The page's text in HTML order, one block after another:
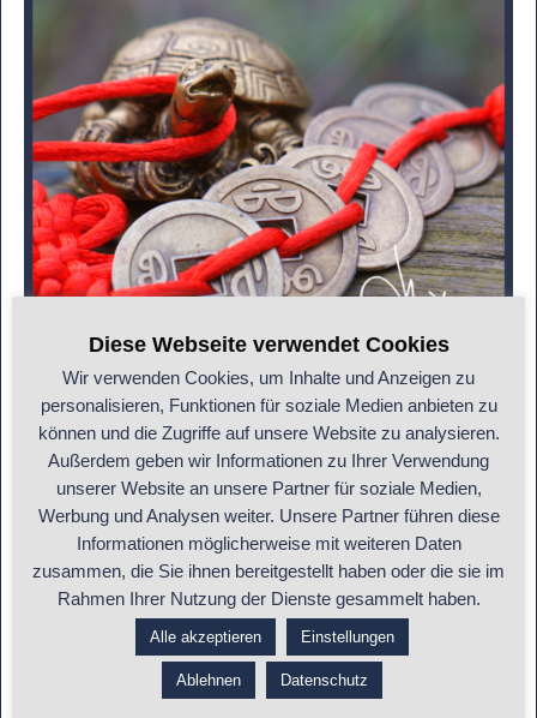
Aber gut, ich bin Steinbock, von Natur aus etwas stur
und von dieser Lehre mehr als überzeugt. Also habe ich
von Anfang an beschlossen, dass ich es schaffe, Feng
Shui auf ein neues Level zu bringen. Und ich denke,
das ist mir gelungen.
Trotzdem sehe ich leider immer noch, wie viele Feng
Shui-Berater sich anders vermarkten. Ganz egal,
welche Ausbildung sie durchlaufen haben, sie nennen
„Raum Coach“, „Raumpsychologe“
Diese Webseite verwendet Cookies
Wir verwenden Cookies, um Inhalte und Anzeigen zu
personalisieren, Funktionen für soziale Medien anbieten zu
können und die Zugriffe auf unsere Website zu analysieren.
Außerdem geben wir Informationen zu Ihrer Verwendung
unserer Website an unsere Partner für soziale Medien,
Werbung und Analysen weiter. Unsere Partner führen diese
Informationen möglicherweise mit weiteren Daten
zusammen, die Sie ihnen bereitgestellt haben oder die sie im
Rahmen Ihrer Nutzung der Dienste gesammelt haben.
Alle akzeptieren Einstellungen
Ablehnen Datenschutz